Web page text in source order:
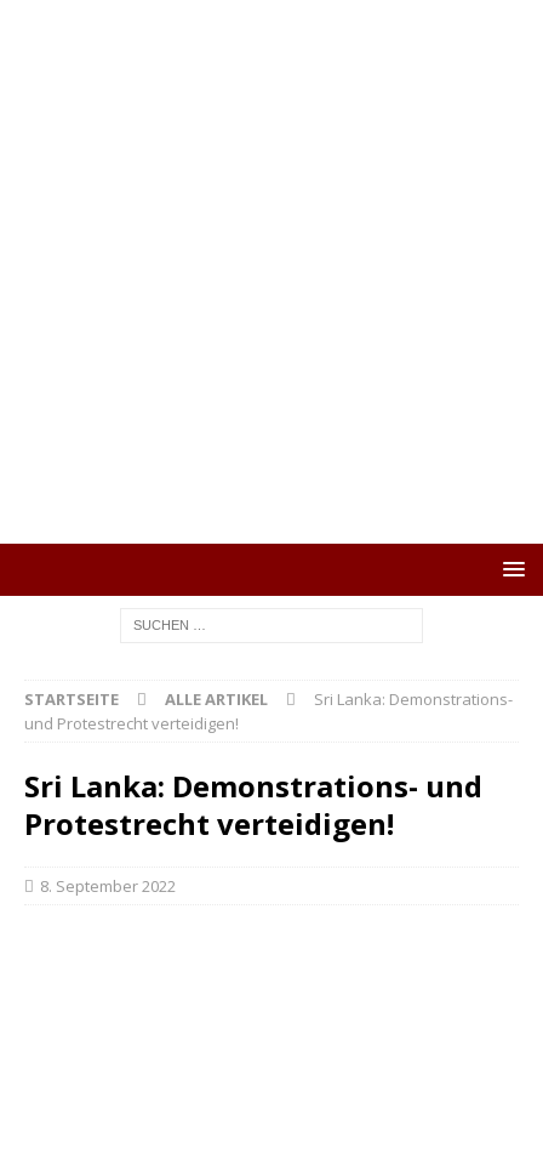
STARTSEITE ALLE ARTIKEL
Sri Lanka: Demonstrations-
und Protestrecht verteidigen!
Sri Lanka: Demonstrations- und
Protestrecht verteidigen!
8. September 2022